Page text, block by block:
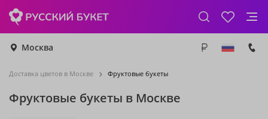
Москва
Доставка цветов в Москве Фруктовые букеты
Фруктовые букеты в Москве